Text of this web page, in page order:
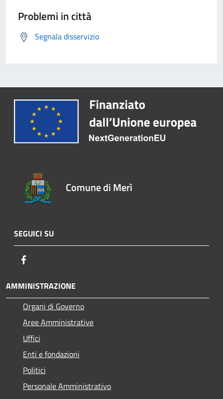
Problemi in città
Segnala disservizio
Comune di Merì
SEGUICI SU
AMMINISTRAZIONE
Organi di Governo
Aree Amministrative
Uffici
Enti e fondazioni
Politici
Personale Amministrativo